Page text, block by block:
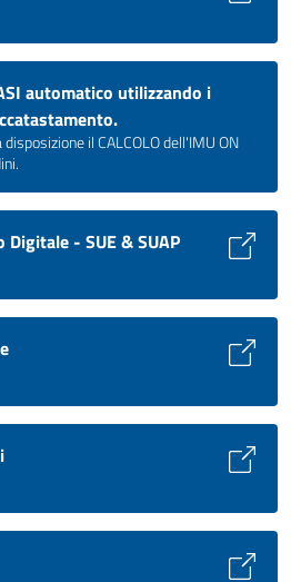
automatico utilizzando i
il CALCOLO dell'IMU ON
- SUE & SUAP